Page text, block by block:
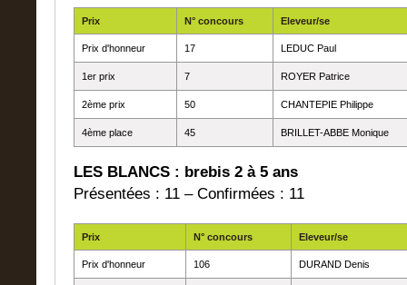
Prix N° concours Eleveur/se
Prix d'honneur 17 LEDUC Paul
1er prix 7 ROYER Patrice
2ème prix 50 CHANTEPIE Philippe
4ème place 45 BRILLET-ABBE Monique
LES BLANCS : brebis 2 à 5 ans
Présentées : 11 – Confirmées : 11
Prix N° concours Eleveur/se
Prix d'honneur 106 DURAND Denis